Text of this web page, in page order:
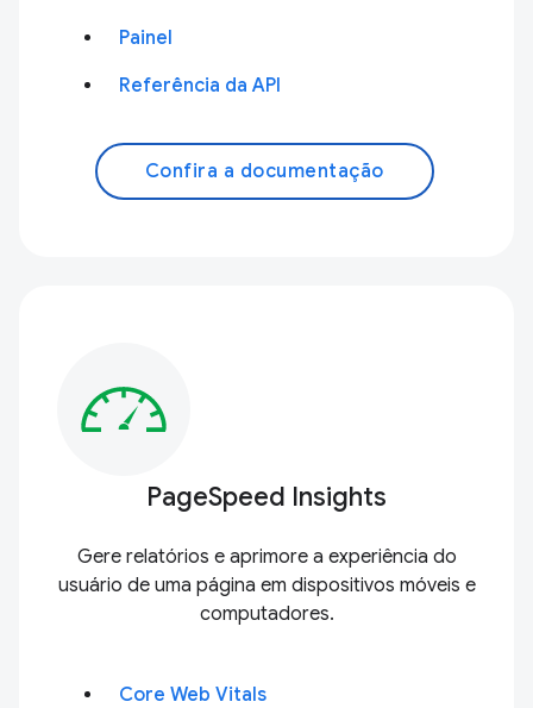
Painel
Referência da API
Confira a documentação
PageSpeed Insights
Gere relatórios e aprimore a experiência do
usuário de uma página em dispositivos móveis e
computadores.
Core Web Vitals